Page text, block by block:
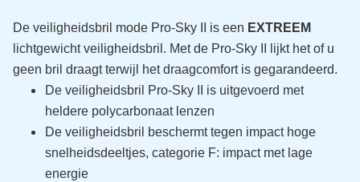
De veiligheidsbril mode Pro-Sky II is een EXTREEM
lichtgewicht veiligheidsbril. Met de Pro-Sky II lijkt het of u
geen bril draagt terwijl het draagcomfort is gegarandeerd.
De veiligheidsbril Pro-Sky II is uitgevoerd met
heldere polycarbonaat lenzen
De veiligheidsbril beschermt tegen impact hoge
snelheidsdeeltjes, categorie F: impact met lage
energie